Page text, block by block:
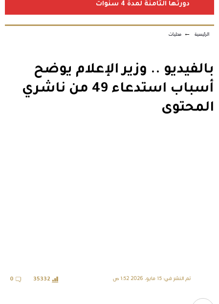
دورتها الثامنة لمدة 4 سنوات
الرئيسية ← محليات
بالفيديو .. وزير الإعلام يوضح
أسباب استدعاء 49 من ناشري
المحتوى
تم النشر في: 15 مايو، 2026 1:52 ص 35332
0